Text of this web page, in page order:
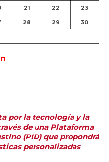
21 22 23
28 29 30
por la tecnología y la
de una Plataforma
(PID) que propondrá
personalizadas